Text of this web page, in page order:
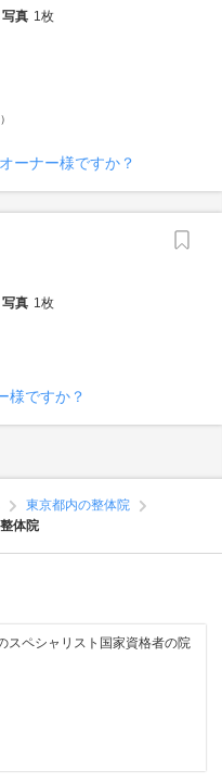
写真 1枚
ーナー様ですか？
写真 1枚
様ですか？
東京都内の整体院
体院
スペシャリスト国家資格者の院